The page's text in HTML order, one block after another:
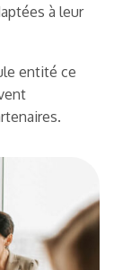
à leur
entité ce